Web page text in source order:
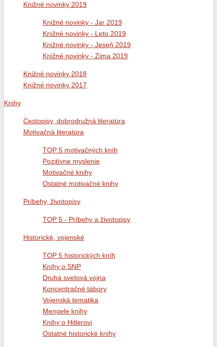
Knižné novinky 2019
Knižné novinky - Jar 2019
Knižné novinky - Leto 2019
Knižné novinky - Jeseň 2019
Knižné novinky - Zima 2019
Knižné novinky 2018
Knižné novinky 2017
Knihy
Cestopisy, dobrodružná literatúra
Motivačná literatúra
TOP 5 motivačných kníh
Pozitívne myslenie
Motivačné knihy
Ostatné motivačné knihy
Príbehy, životopisy
TOP 5 - Príbehy a životopisy
Historické, vojenské
TOP 5 historických kníh
Knihy o SNP
Druhá svetová vojna
Koncentračné tábory
Vojenská tematika
Mengele knihy
Knihy o Hitlerovi
Ostatné historické knihy